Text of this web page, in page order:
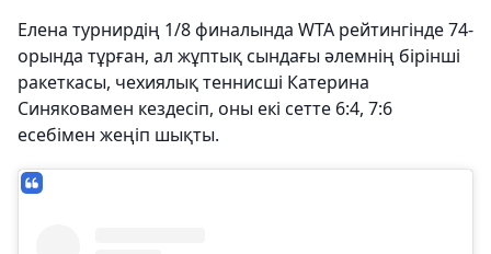
Елена турнирдің 1/8 финалында WTA рейтингінде 74-
орында тұрған, ал жұптық сындағы әлемнің бірінші
ракеткасы, чехиялық теннисші Катерина
Синяковамен кездесіп, оны екі сетте 6:4, 7:6
есебімен жеңіп шықты.